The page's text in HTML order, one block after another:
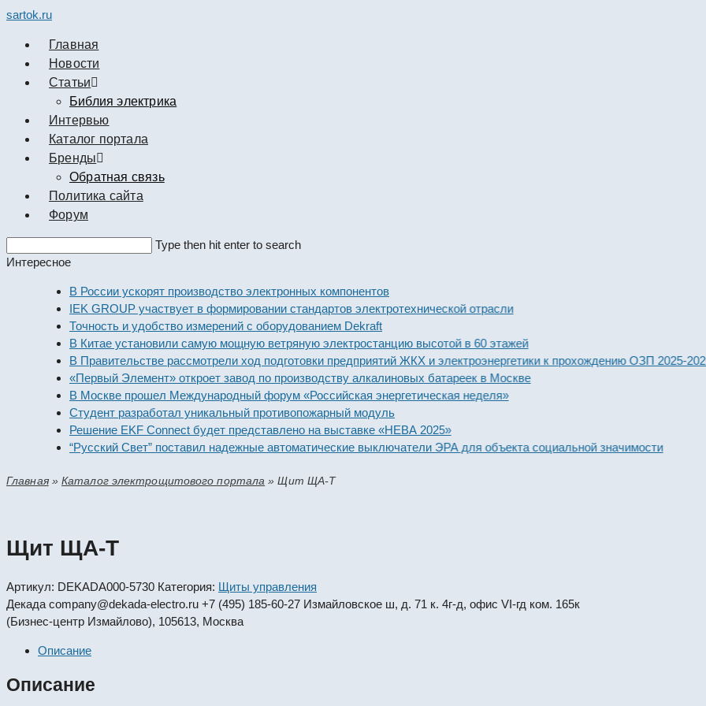
sartok.ru
Главная
Новости
Cтатьи
Библия электрика
Интервью
Каталог портала
Бренды
Обратная связь
Политика сайта
Форум
this
Type then hit enter to search
Интересное
В России ускорят производство электронных компонентов
IEK GROUP участвует в формировании стандартов электротехнической отрасли
Точность и удобство измерений с оборудованием Dekraft
В Китае установили самую мощную ветряную электростанцию высотой в 60 этажей
В Правительстве рассмотрели ход подготовки предприятий ЖКХ и электроэнергетики к прохождению ОЗП 2025-2026
«Первый Элемент» откроет завод по производству алкалиновых батареек в Москве
В Москве прошел Международный форум «Российская энергетическая неделя»
Студент разработал уникальный противопожарный модуль
Решение EKF Connect будет представлено на выставке «НЕВА 2025»
“Русский Свет” поставил надежные автоматические выключатели ЭРА для объекта социальной значимости
Главная»Каталог электрощитового портала »Щит ЩА-Т
Щит ЩА-Т
Артикул: DEKADA000-5730 Категория: Щиты управления
Декада company@dekada-electro.ru +7 (495) 185-60-27 Измайловское ш, д. 71 к. 4г-д, офис VI-гд ком. 165к
(Бизнес-центр Измайлово), 105613, Москва
Описание
Описание